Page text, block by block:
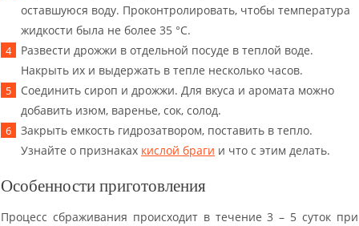
оставшуюся воду. Проконтролировать, чтобы температура
жидкости была не более 35 °С.
Развести дрожжи в отдельной посуде в теплой воде.
Накрыть их и выдержать в тепле несколько часов.
Соединить сироп и дрожжи. Для вкуса и аромата можно
добавить изюм, варенье, сок, солод.
Закрыть емкость гидрозатвором, поставить в тепло.
Узнайте о признаках кислой браги и что с этим делать.
Особенности приготовления
Процесс сбраживания происходит в течение 3 – 5 суток при